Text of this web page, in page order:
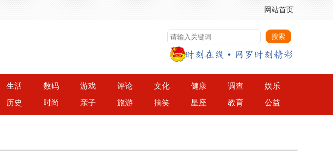
网站首页
生活 数码 游戏 评论 文化 健康 调查
娱乐
历史 时尚 亲子 旅游 搞笑 星座 教育 公益